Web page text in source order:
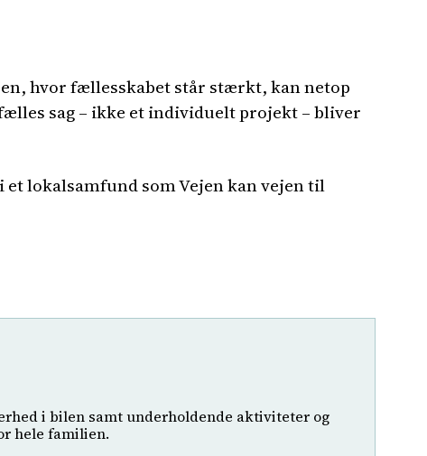
hvor fællesskabet står stærkt, kan netop
sag – ikke et individuelt projekt – bliver
et lokalsamfund som Vejen kan vejen til
i bilen samt underholdende aktiviteter og
hele familien.